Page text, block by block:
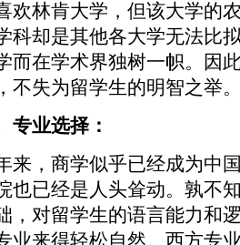
欢林肯大学，但该大学的
科却是其他各大学无法比
而在学术界独树一帜。因
不失为留学生的明智之举
专业选择：
，商学似乎已经成为中国
也已经是人头耸动。孰不
，对留学生的语言能力和
业来得轻松自然。西方专